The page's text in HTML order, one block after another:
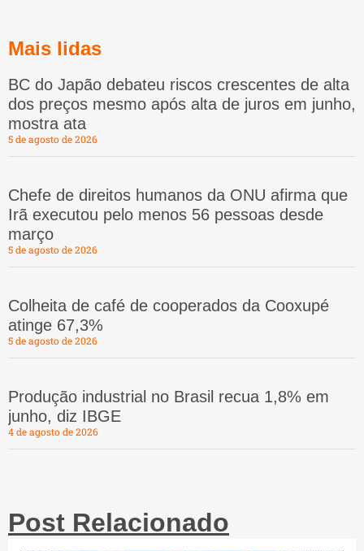
Mais lidas
BC do Japão debateu riscos crescentes de alta
dos preços mesmo após alta de juros em junho,
mostra ata
5 de agosto de 2026
Chefe de direitos humanos da ONU afirma que
Irã executou pelo menos 56 pessoas desde
março
5 de agosto de 2026
Colheita de café de cooperados da Cooxupé
atinge 67,3%
5 de agosto de 2026
Produção industrial no Brasil recua 1,8% em
junho, diz IBGE
4 de agosto de 2026
Post Relacionado